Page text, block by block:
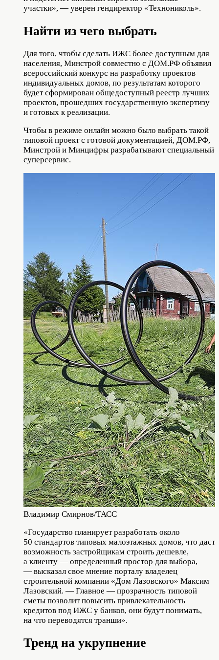
участки», — уверен гендиректор «Технониколь».
Найти из чего выбрать
Для того, чтобы сделать ИЖС более доступным для
населения, Минстрой совместно с ДОМ.РФ объявил
всероссийский конкурс на разработку проектов
индивидуальных домов, по результатам которого
будет сформирован общедоступный реестр лучших
проектов, прошедших государственную экспертизу
и готовых к реализации.
Чтобы в режиме онлайн можно было выбрать такой
типовой проект с готовой документацией, ДОМ.РФ,
Минстрой и Минцифры разрабатывают специальный
суперсервис.
Владимир Смирнов/ТАСС
«Государство планирует разработать около
50 стандартов типовых малоэтажных домов, что даст
возможность застройщикам строить дешевле,
а клиенту — определенный простор для выбора,
— высказал свое мнение порталу владелец
строительной компании «Дом Лазовского» Максим
Лазовский. — Главное — прозрачность типовой
сметы позволит повысить привлекательность
кредитов под ИЖС у банков, они будут понимать,
на что переводятся транши».
Тренд на укрупнение